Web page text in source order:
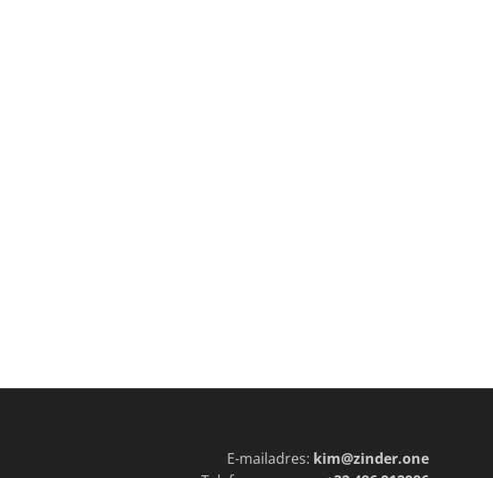
E-mailadres: kim@zinder.one